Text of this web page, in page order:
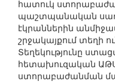
հատուկ
պաշտպանական
էկրաններին
շրջակայքում տեղի
Տեղեկությունը
հետախուզական
ստորաբաժանման